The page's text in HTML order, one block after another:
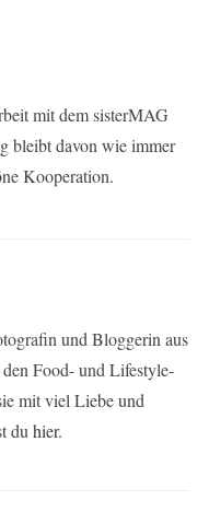
mit dem sisterMAG
bleibt davon wie immer
Kooperation.
und Bloggerin aus
Food- und Lifestyle-
mit viel Liebe und
du hier.